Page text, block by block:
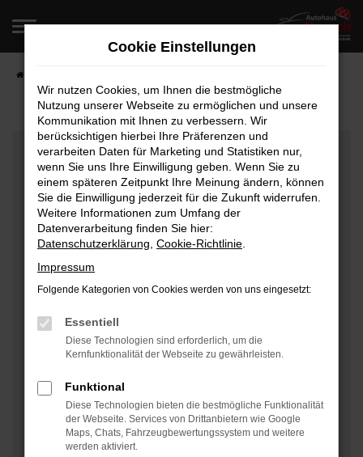
Zum
springen
Fehler: Network Error
Beim Laden ist ein Fehler aufgetreten.
Hier sind ein paar Tipps, die dir helfen können:
Überprüfe deine Firewall und deine
Internetverbindung.
Laden andere Webseiten, zum Beispiel deine
Manche Erweiterungen, wie Werbeblocker, können
das Laden bestimmter Seiten verhindern.
Funktioniert die Seite in einem anderen Browser
Starte dein Gerät neu.
Das kann manchmal helfen, vorübergehende
Probleme zu beheben.
Cookie Einstellungen
Wir nutzen Cookies, um Ihnen die bestmögliche
Nutzung unserer Webseite zu ermöglichen und unsere
Kommunikation mit Ihnen zu verbessern. Wir
berücksichtigen hierbei Ihre Präferenzen und
verarbeiten Daten für Marketing und Statistiken nur,
wenn Sie uns Ihre Einwilligung geben. Wenn Sie zu
einem späteren Zeitpunkt Ihre Meinung ändern, können
Sie die Einwilligung jederzeit für die Zukunft widerrufen.
Weitere Informationen zum Umfang der
Datenverarbeitung finden Sie hier:
Datenschutzerklärung Cookie-Richtlinie
Impressum
Folgende Kategorien von Cookies werden von uns eingesetzt:
Essentiell
Diese Technologien sind erforderlich, um die
Kernfunktionalität der Webseite zu gewährleisten.
Funktional
Diese Technologien bieten die bestmögliche Funktionalität
der Webseite. Services von Drittanbietern wie Google
Maps, Chats, Fahrzeugbewertungssystem und weitere
werden aktiviert.